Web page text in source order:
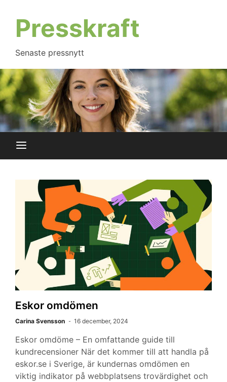
innehållPresskraft
Senaste pressnytt
Eskor omdömen
Carina Svensson 16 december, 2024
Eskor omdöme – En omfattande guide till
kundrecensioner När det kommer till att handla på
eskor.se i Sverige, är kundernas omdömen en
viktig indikator på webbplatsens trovärdighet och